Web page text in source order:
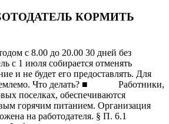
КОРМИТЬ
с 8.00 до 20.00 30 дней без
с 1 июля собирается отменять
и не будет его предоставлять. Для
Что делать? ■ Работники,
поселках, обеспечиваются
горячим питанием. Организация
на работодателя. § П. 6.1